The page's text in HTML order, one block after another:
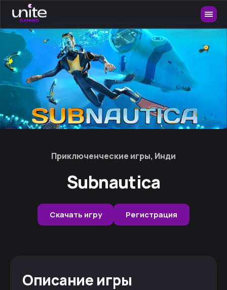
Приключенческие игры, Инди
Subnautica
Скачать игру Регистрация
Описание игры